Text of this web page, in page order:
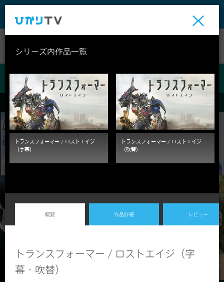
ビデオ
シリーズ内作品一覧
トランスフォーマー / ロストエイジ
（字幕）
トランスフォーマー / ロストエイジ
（吹替）
概要 作品詳細 レビュー
トランスフォーマー / ロストエイジ（字
幕・吹替）